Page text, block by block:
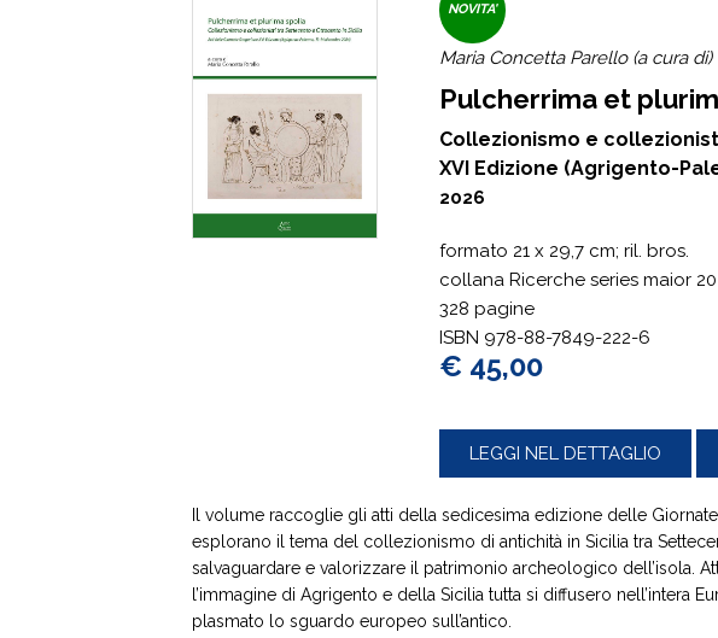
NOVITA'
Maria Concetta Parello (a cura di)
Pulcherrima et
Collezionismo e
XVI Edizione (Agrigento-
2026
formato 21 x 29,7 cm; ril. bros.
collana Ricerche series maior 20
328 pagine
ISBN 978-88-7849-222-6
€ 45,00
LEGGI NEL DETTAGLIO
Il volume raccoglie gli atti della sedicesima edizione delle
esplorano il tema del collezionismo di antichità in Sicilia tra
salvaguardare e valorizzare il patrimonio archeologico dell’isola.
l’immagine di Agrigento e della Sicilia tutta si diffusero nell’intera
plasmato lo sguardo europeo sull’antico.